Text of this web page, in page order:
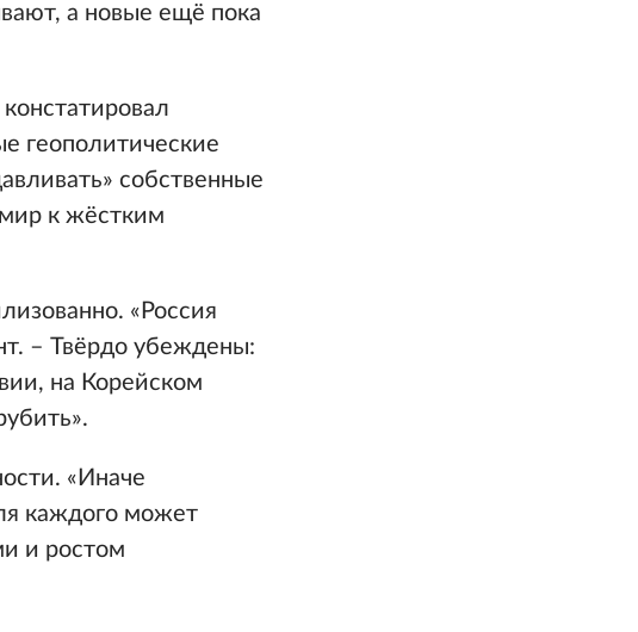
а новые ещё пока
геополитические
собственные
к жёстким
«Россия
– Твёрдо убеждены:
на Корейском
«Иначе
каждого может
и ростом